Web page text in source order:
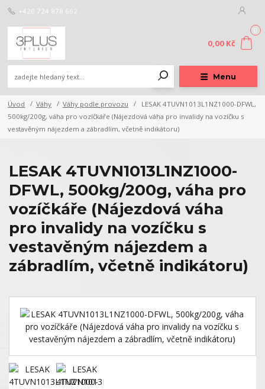
Menu
+420 724 878 662
0
0,00 Kč
Úvod Váhy Váhy podle provozu
LESAK 4TUVN1013L1NZ1000-DFWL,
500kg/200g, váha pro vozíčkáře (Nájezdová váha pro invalidy na vozíčku s
vestavěným nájezdem a zábradlím, včetně indikátoru)
LESAK 4TUVN1013L1NZ1000-
DFWL, 500kg/200g, váha pro
vozíčkáře (Nájezdová váha
pro invalidy na vozíčku s
vestavěným nájezdem a
zábradlím, včetně indikátoru)